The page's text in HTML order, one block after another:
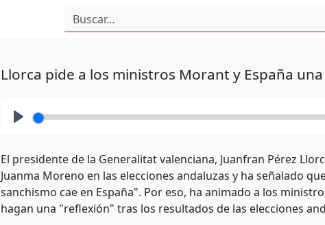
Llorca pide a los ministros Morant y España
El presidente de la Generalitat valenciana, Juanfran Pérez
Juanma Moreno en las elecciones andaluzas y ha señalado
sanchismo cae en España". Por eso, ha animado a los
hagan una "reflexión" tras los resultados de las elecciones